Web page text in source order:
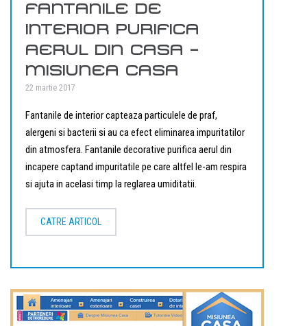
FANTANILE DE
INTERIOR PURIFICA
AERUL DIN CASA –
MISIUNEA CASA
22 martie 2017
Fantanile de interior capteaza particulele de praf,
alergeni si bacterii si au ca efect eliminarea impuritatilor
din atmosfera. Fantanile decorative purifica aerul din
incapere captand impuritatile pe care altfel le-am respira
si ajuta in acelasi timp la reglarea umiditatii.
CATRE ARTICOL